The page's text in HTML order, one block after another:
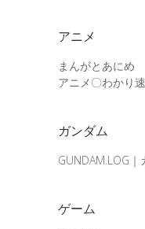
アニメ
まんがとあにめ
アニメ〇わかり
ガンダム
GUNDAM.LOG
ゲーム